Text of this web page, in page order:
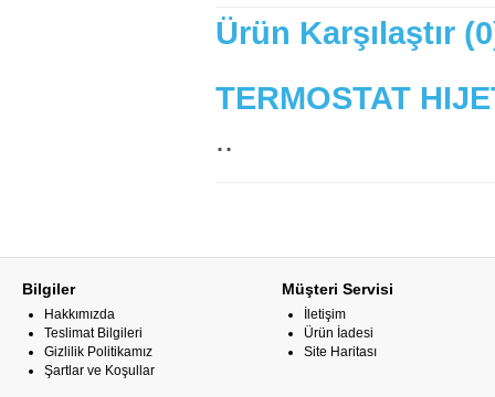
Ürün Karşılaştır
TERMOSTAT
..
Bilgiler
Hakkımızda
Teslimat Bilgileri
Gizlilik Politikamız
Şartlar ve Koşullar
Müşteri Servisi
İletişim
Ürün İadesi
Site Haritası